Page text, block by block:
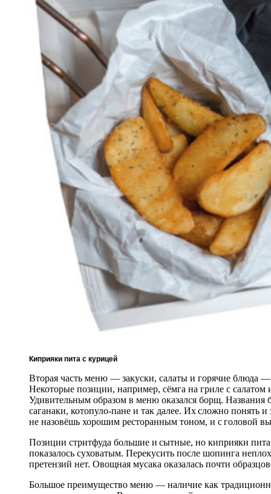
Киприяки пита с курицей
Вторая часть меню — закуски, салаты и горячие блюда
Некоторые позиции, например, сёмга на гриле с
Удивительным образом в меню оказался борщ. Названия
саганаки, котопуло-пане и так далее. Их сложно понять
не назовёшь хорошим ресторанным тоном, и с головой
Позиции стритфуда большие и сытные, но киприяки
показалось суховатым. Перекусить после шопинга
претензий нет. Овощная мусака оказалась почти
Большое преимущество меню — наличие как